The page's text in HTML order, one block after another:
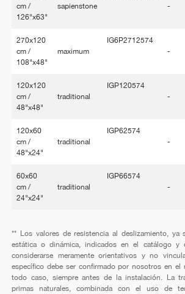
cm /
126"x63"
sapienstone
-
270x120
cm /
108"x48"
maximum
IG6P2712574
-
120x120
cm /
48"x48"
traditional
IGP120574
-
120x60
cm /
48"x24"
traditional
IGP62574
-
60x60
cm /
24"x24"
traditional
IGP66574
-
** Los valores de resistencia al deslizamiento, ya
estática o dinámica, indicados en el catálogo y
considerarse meramente orientativos y no
específico debe ser confirmado por nosotros en el
todo caso, siempre antes de la instalación. La
primas naturales, combinada con el uso de